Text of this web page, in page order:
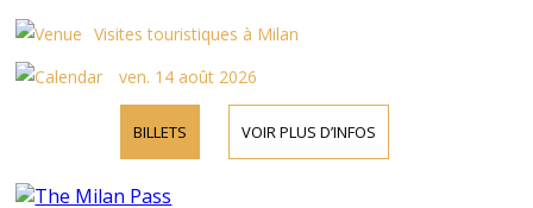
Visites touristiques à Milan
ven. 14 août 2026
BILLETS VOIR PLUS D’INFOS